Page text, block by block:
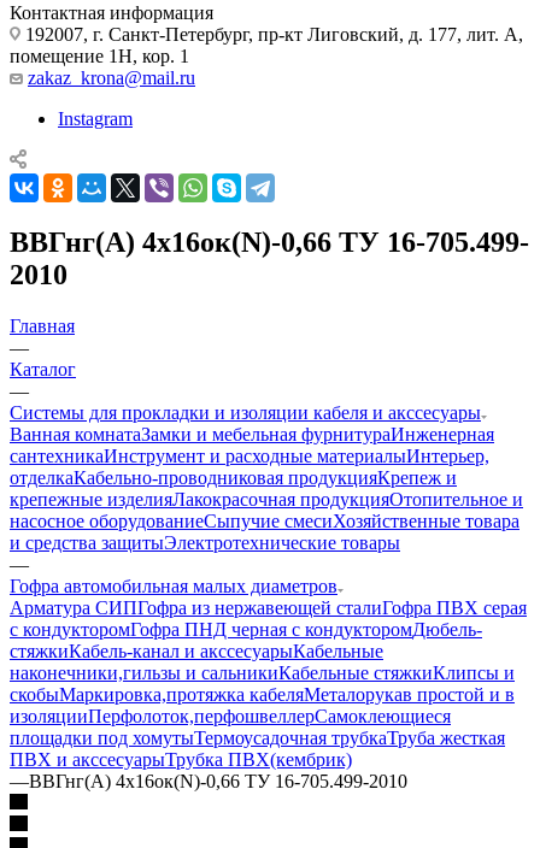
Контактная информация
192007, г. Санкт-Петербург, пр-кт Лиговский, д. 177, лит. А,
помещение 1Н, кор. 1
zakaz_krona@mail.ru
Instagram
ВВГнг(А) 4х16ок(N)-0,66 ТУ 16-705.499-
2010
Главная
—
Каталог
—
Системы для прокладки и изоляции кабеля и акссесуары
Ванная комнатаЗамки и мебельная фурнитураИнженерная
сантехникаИнструмент и расходные материалыИнтерьер,
отделкаКабельно-проводниковая продукцияКрепеж и
крепежные изделияЛакокрасочная продукцияОтопительное и
насосное оборудованиеСыпучие смесиХозяйственные товара
и средства защитыЭлектротехнические товары
—
Гофра автомобильная малых диаметров
Арматура СИПГофра из нержавеющей сталиГофра ПВХ серая
с кондукторомГофра ПНД черная с кондукторомДюбель-
стяжкиКабель-канал и акссесуарыКабельные
наконечники,гильзы и сальникиКабельные стяжкиКлипсы и
скобыМаркировка,протяжка кабеляМеталорукав простой и в
изоляцииПерфолоток,перфошвеллерСамоклеющиеся
площадки под хомутыТермоусадочная трубкаТруба жесткая
ПВХ и акссесуарыТрубка ПВХ(кембрик)
—ВВГнг(А) 4х16ок(N)-0,66 ТУ 16-705.499-2010